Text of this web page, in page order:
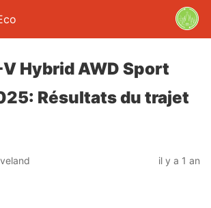
V Hybrid AWD Sport
Résultats du trajet
il y a 1 an